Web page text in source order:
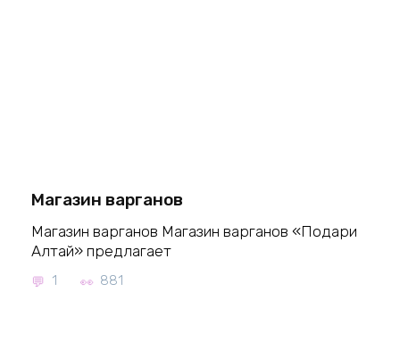
Магазин варганов
Магазин варганов Магазин варганов «Подари
Алтай» предлагает
1 881